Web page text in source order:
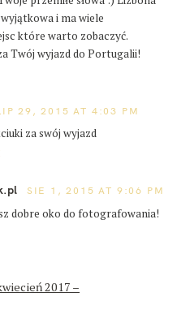
i ma wiele
które warto zobaczyć.
Twój wyjazd do Portugalii!
29, 2015 AT 4:03 PM
za swój wyjazd
SIE 1, 2015 AT 9:06 PM
dobre oko do fotografowania!
2017 –